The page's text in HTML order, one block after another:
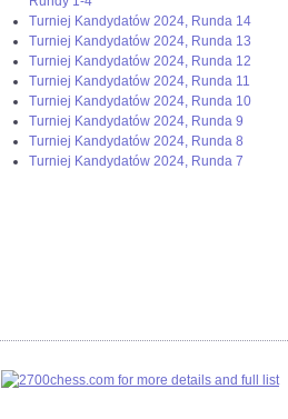
Turniej Kandydatów 2024, Runda 14
Turniej Kandydatów 2024, Runda 13
Turniej Kandydatów 2024, Runda 12
Turniej Kandydatów 2024, Runda 11
Turniej Kandydatów 2024, Runda 10
Turniej Kandydatów 2024, Runda 9
Turniej Kandydatów 2024, Runda 8
Turniej Kandydatów 2024, Runda 7